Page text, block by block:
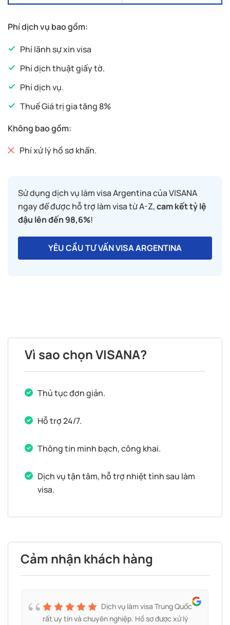
Phí dịch vụ bao gồm:
Phí lãnh sự xin visa
Phí dịch thuật giấy tờ.
Phí dịch vụ.
Thuế Giá trị gia tăng 8%
Không bao gồm:
Phí xử lý hồ sơ khẩn.
Sử dụng dịch vụ làm visa Argentina của VISANA
ngay để được hỗ trợ làm visa từ A-Z,cam kết tỷ lệ
đậu lên đến 98,6%!
YÊU CẦU TƯ VẤN VISA ARGENTINA
Vì sao chọn VISANA?
Thủ tục đơn giản.
Hỗ trợ 24/7.
Thông tin minh bạch, công khai.
Dịch vụ tận tâm, hỗ trợ nhiệt tình sau làm
visa.
Cảm nhận khách hàng
Dịch vụ làm visa Trung Quốc
rất uy tín và chuyên nghiệp. Hồ sơ được xử lý